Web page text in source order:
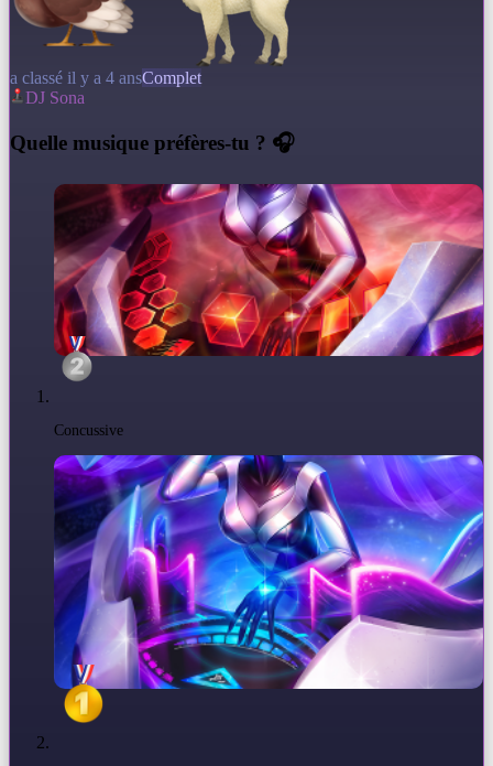
a classé il y a 4 ansComplet
DJ Sona
Quelle musique préfères-tu ? 🎧
Concussive